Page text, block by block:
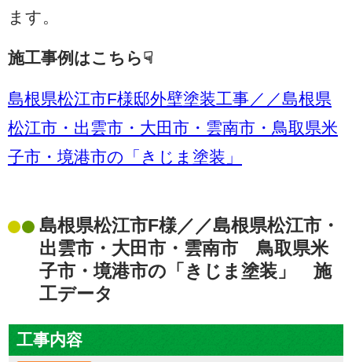
ます。
施工事例はこちら☟
島根県松江市F様邸外壁塗装工事／／島根県
松江市・出雲市・大田市・雲南市・鳥取県米
子市・境港市の「きじま塗装」
島根県松江市F様／／島根県松江市・
出雲市・大田市・雲南市 鳥取県米
子市・境港市の「きじま塗装」 施
工データ
工事内容